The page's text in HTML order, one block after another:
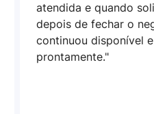
atendida e quando
depois de fechar o
continuou disponível
prontamente."